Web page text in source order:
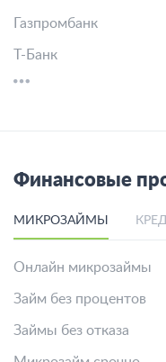
Газпромбанк
Т-Банк
Финансовые
МИКРОЗАЙМЫ
Онлайн микрозаймы
Займ без процентов
Займы без отказа